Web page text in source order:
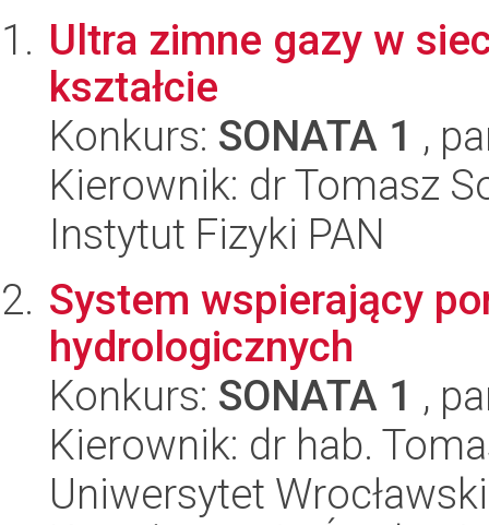
Ultra zimne gazy w
kształcie
Konkurs: SONATA 1 ,
Kierownik: dr Tomasz
Instytut Fizyki PAN
System wspierający
hydrologicznych
Konkurs: SONATA 1 ,
Kierownik: dr hab.
Uniwersytet